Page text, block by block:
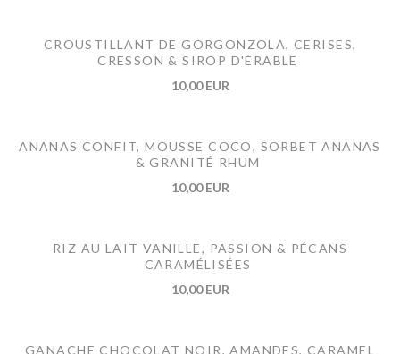
CROUSTILLANT DE GORGONZOLA, CERISES,
CRESSON & SIROP D'ÉRABLE
10,00 EUR
ANANAS CONFIT, MOUSSE COCO, SORBET ANANAS
& GRANITÉ RHUM
10,00 EUR
RIZ AU LAIT VANILLE, PASSION & PÉCANS
CARAMÉLISÉES
10,00 EUR
GANACHE CHOCOLAT NOIR, AMANDES, CARAMEL